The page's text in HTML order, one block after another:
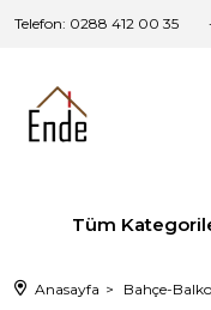
Telefon: 0288 412 00 35
Tüm
Anasayfa Bahçe-